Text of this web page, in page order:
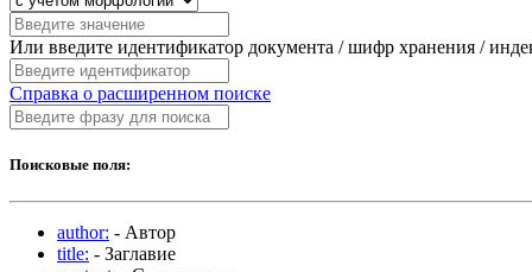
Или введите идентификатор документа / шифр хранения /
Справка о расширенном поиске
Поисковые поля:
author: - Автор
title: - Заглавие